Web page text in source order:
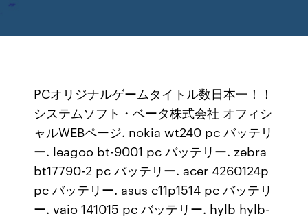
PCオリジナルゲームタイトル数日本一！！
システムソフト・ベータ株式会社 オフィシ
ャルWEBページ. nokia wt240 pc バッテリ
ー. leagoo bt-9001 pc バッテリー. zebra
bt17790-2 pc バッテリー. acer 4260124p
pc バッテリー. asus c11p1514 pc バッテリ
ー. vaio 141015 pc バッテリー. hylb hylb-